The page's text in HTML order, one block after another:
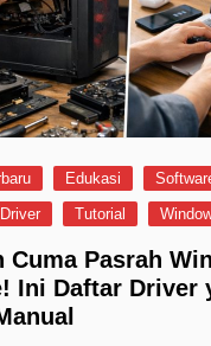
Edukasi
Tutorial
Cuma Pasrah
Ini Daftar Driver